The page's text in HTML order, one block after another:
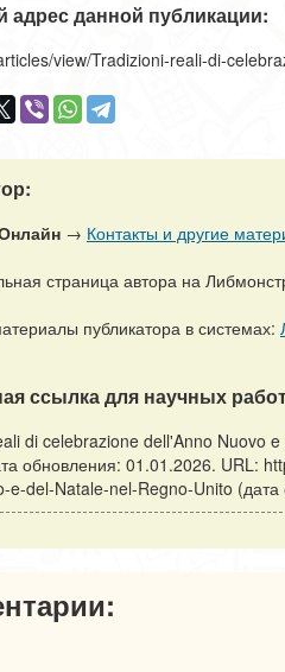
адрес данной публикации:
view/Tradizioni-reali-di-
→ Контакты и другие
страница автора на
публикатора в системах:
ссылка для научных
di celebrazione dell'Anno Nuovo
обновления: 01.01.2026. URL:
e-del-Natale-nel-Regno-Unito